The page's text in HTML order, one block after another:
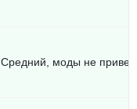
Средний, моды не